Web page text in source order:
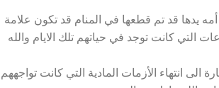
يدها قد تم قطعها في المنام قد تكون علامة
التي كانت توجد في حياتهم تلك الايام والله
الى انتهاء الأزمات المادية التي كانت تواجههم